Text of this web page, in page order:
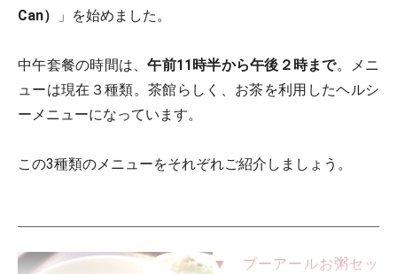
Can）
」を始めました。
中午套餐の時間は、午前11時半から午後２時まで。メニ
ューは現在３種類。茶館らしく、お茶を利用したヘルシ
ーメニューになっています。
この3種類のメニューをそれぞれご紹介しましょう。
▼ プーアールお粥セッ